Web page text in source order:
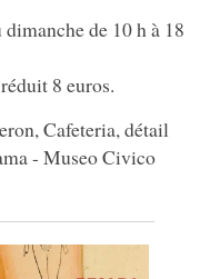
de 10 h à 18
8 euros.
Cafeteria, détail
- Museo Civico